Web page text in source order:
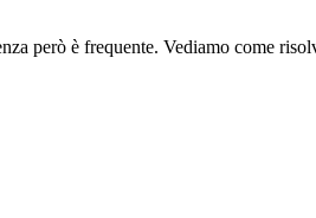
però è frequente. Vediamo come